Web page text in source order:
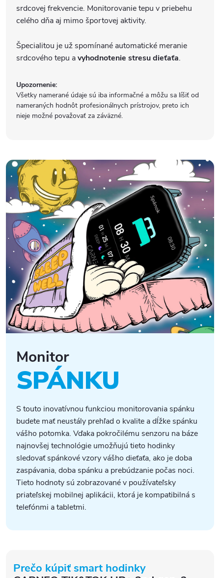
srdcovej frekvencie. Monitorovanie tepu v priebehu
celého dňa aj mimo športovej aktivity.
Špecialitou je už spomínané automatické meranie
srdcového tepu avyhodnotenie stresu dieťaťa.
Upozornenie:
Všetky namerané údaje sú iba informačné a môžu sa líšiť od
nameraných hodnôt profesionálnych prístrojov, preto ich
nieje možné považovať za záväzné.
Monitor
SPÁNKU
S touto inovatívnou funkciou monitorovania spánku
budete mať neustály prehľad o kvalite a dĺžke spánku
vášho potomka. Vďaka pokročilému senzoru na báze
najnovšej technológie umožňujú tieto hodinky
sledovať spánkové vzory vášho dieťaťa, ako je doba
zaspávania, doba spánku a prebúdzanie počas noci.
Tieto hodnoty sú zobrazované v používateľsky
priateľskej mobilnej aplikácii, ktorá je kompatibilná s
telefónmi a tabletmi.
Prečo kúpiť smart hodinky